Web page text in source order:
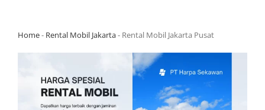
Home- Rental Mobil Jakarta- Rental Mobil Jakarta Pusat